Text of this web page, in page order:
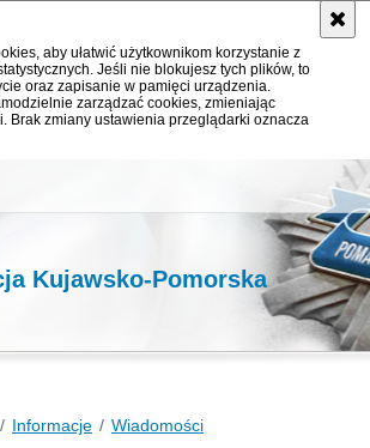
aby ułatwić użytkownikom korzystanie z
Jeśli nie blokujesz tych plików, to
oraz zapisanie w pamięci urządzenia.
zarządzać cookies, zmieniając
Brak zmiany ustawienia przeglądarki oznacza
Kujawsko-Pomorska
Informacje Wiadomości